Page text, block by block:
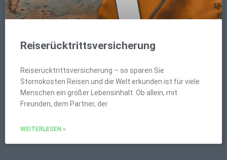
Reiserücktrittsversicherung
Reiserücktrittsversicherung – so sparen Sie
Stornokosten Reisen und die Welt erkunden ist für viele
Menschen ein großer Lebensinhalt. Ob allein, mit
Freunden, dem Partner, der
WEITERLESEN »